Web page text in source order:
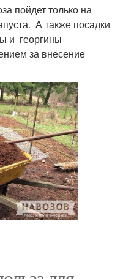
пойдет только на
А также посадки
и георгины
за внесение